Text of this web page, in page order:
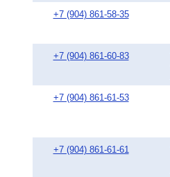
+7 (904) 861-58-35
+7 (904) 861-60-83
+7 (904) 861-61-53
+7 (904) 861-61-61